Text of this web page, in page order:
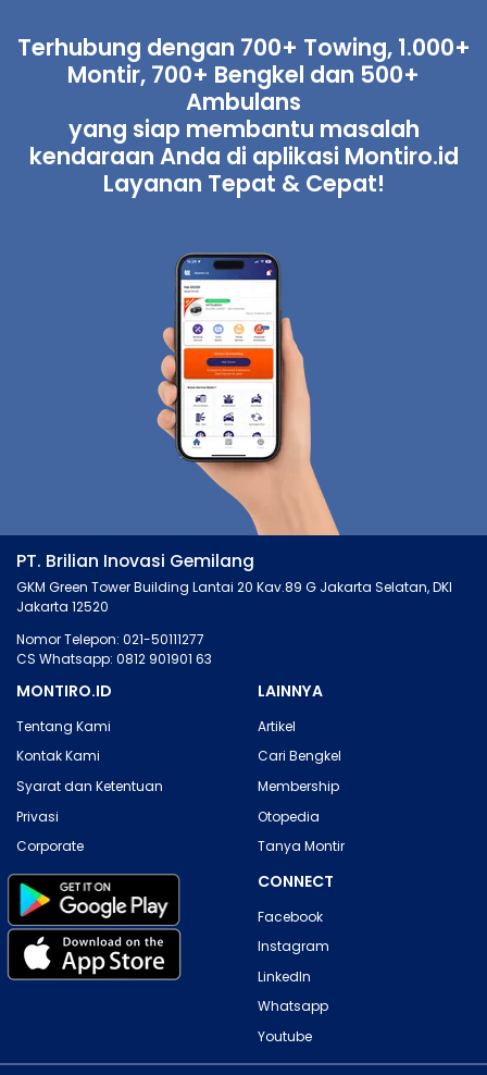
Terhubung dengan 700+ Towing, 1.000+
Montir, 700+ Bengkel dan 500+
Ambulans
yang siap membantu masalah
kendaraan Anda di aplikasi Montiro.id
Layanan Tepat & Cepat!
PT. Brilian Inovasi Gemilang
GKM Green Tower Building Lantai 20 Kav.89 G Jakarta Selatan, DKI
Jakarta 12520
Nomor Telepon: 021-50111277
CS Whatsapp: 0812 901901 63
MONTIRO.ID
Tentang Kami
Kontak Kami
Syarat dan Ketentuan
Privasi
Corporate
LAINNYA
Artikel
Cari Bengkel
Membership
Otopedia
Tanya Montir
CONNECT
Facebook
Instagram
LinkedIn
Whatsapp
Youtube